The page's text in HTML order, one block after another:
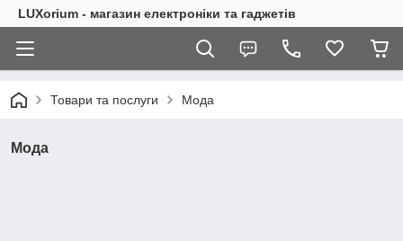
LUXorium - магазин електроніки та гаджетів
Товари та послуги Мода
Мода